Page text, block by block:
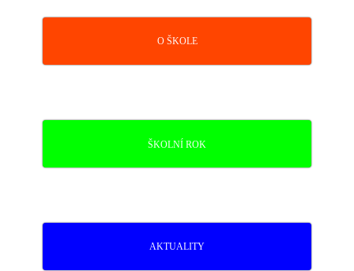
O ŠKOLE
ŠKOLNÍ ROK
AKTUALITY